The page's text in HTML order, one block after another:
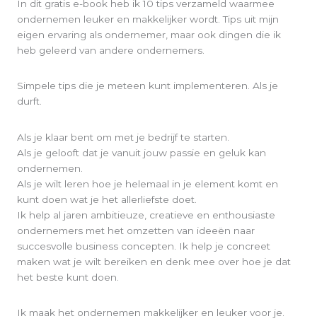
In dit gratis e-book heb ik 10 tips verzameld waarmee
ondernemen leuker en makkelijker wordt. Tips uit mijn
eigen ervaring als ondernemer, maar ook dingen die ik
heb geleerd van andere ondernemers.
Simpele tips die je meteen kunt implementeren. Als je
durft.
Als je klaar bent om met je bedrijf te starten.
Als je gelooft dat je vanuit jouw passie en geluk kan
ondernemen.
Als je wilt leren hoe je helemaal in je element komt en
kunt doen wat je het allerliefste doet.
Ik help al jaren ambitieuze, creatieve en enthousiaste
ondernemers met het omzetten van ideeën naar
succesvolle business concepten. Ik help je concreet
maken wat je wilt bereiken en denk mee over hoe je dat
het beste kunt doen.
Ik maak het ondernemen makkelijker en leuker voor je.